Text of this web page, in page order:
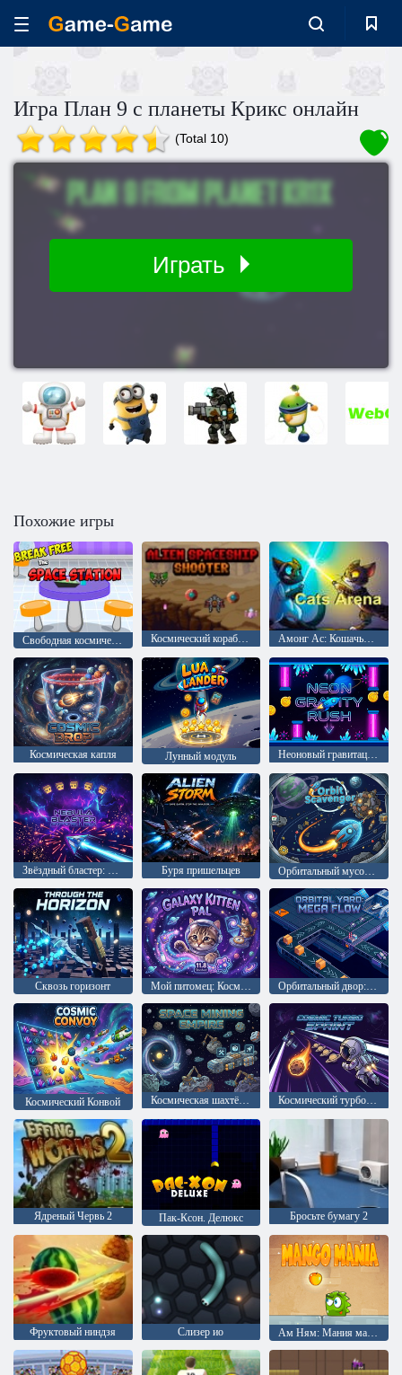
Игра План 9 с планеты Крикс онлайн
(Total 10)
Играть
Похожие игры
Свободная космическая станция Космический корабль пришельцев Стрелок Амонг Ас: Кошачья арена
Космическая капля Лунный модуль Неоновый гравитационный рывок
Звёздный бластер: Туманность Буря пришельцев Орбитальный мусорщик
Сквозь горизонт Мой питомец: Космический котёнок Орбитальный двор: Мега Поток
Космический Конвой Космическая шахтёрская империя Космический турбо-спринт
Ядреный Червь 2 Пак-Ксон. Делюкс Бросьте бумагу 2
Фруктовый ниндзя Слизер ио Ам Ням: Мания манго